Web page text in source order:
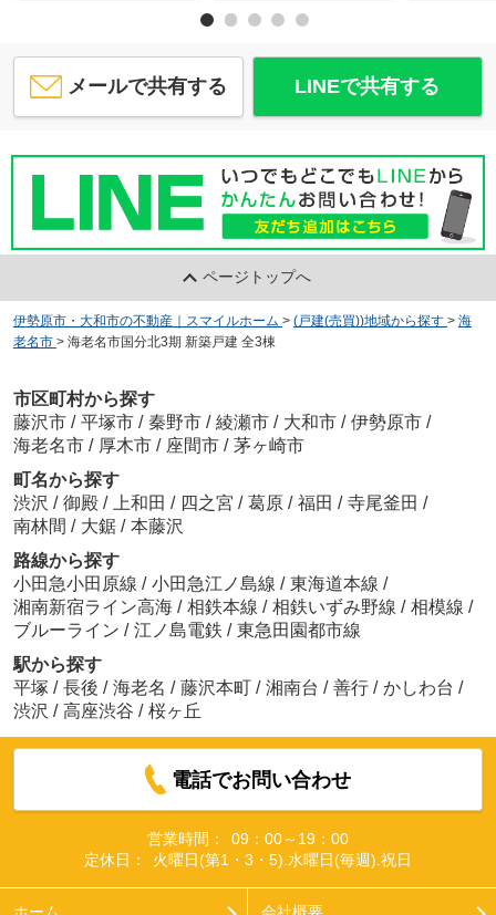
メールで共有する LINEで共有する
ページトップへ
伊勢原市・大和市の不動産｜スマイルホーム > (戸建(売買))地域から探す > 海
老名市 > 海老名市国分北3期 新築戸建 全3棟
市区町村から探す
藤沢市 / 平塚市 / 秦野市 / 綾瀬市 / 大和市 / 伊勢原市 /
海老名市 / 厚木市 / 座間市 / 茅ヶ崎市
町名から探す
渋沢 / 御殿 / 上和田 / 四之宮 / 葛原 / 福田 / 寺尾釜田 /
南林間 / 大鋸 / 本藤沢
路線から探す
小田急小田原線 / 小田急江ノ島線 / 東海道本線 /
湘南新宿ライン高海 / 相鉄本線 / 相鉄いずみ野線 / 相模線 /
ブルーライン / 江ノ島電鉄 / 東急田園都市線
駅から探す
平塚 / 長後 / 海老名 / 藤沢本町 / 湘南台 / 善行 / かしわ台 /
渋沢 / 高座渋谷 / 桜ヶ丘
電話でお問い合わせ
営業時間：
09：00～19：00
定休日：
火曜日(第1・3・5).水曜日(毎週).祝日